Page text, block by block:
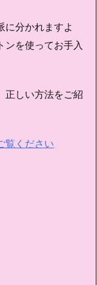
に分かれますよ
ンを使ってお手入
正しい方法をご紹
覧ください